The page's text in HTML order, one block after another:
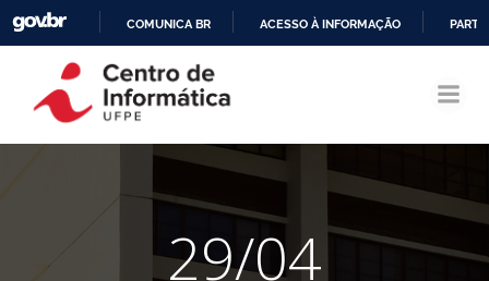
CONTEÚDO
COMUNICA BR ACESSO À INFORMAÇÃO
29/04